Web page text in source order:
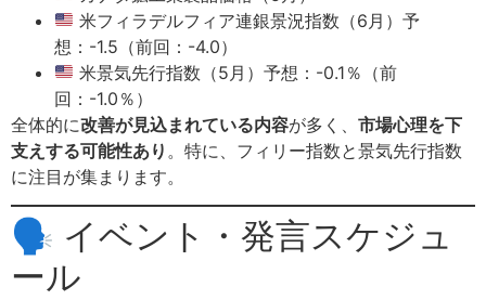
米フィラデルフィア連銀景況指数（6月）予
想：-1.5（前回：-4.0）
米景気先行指数（5月）予想：-0.1％（前
回：-1.0％）
全体的に改善が見込まれている内容が多く、 市場心理を下
支えする可能性あり 。特に、フィリー指数と景気先行指数
に注目が集まります。
🗣 イベント・発言スケジュ
ール